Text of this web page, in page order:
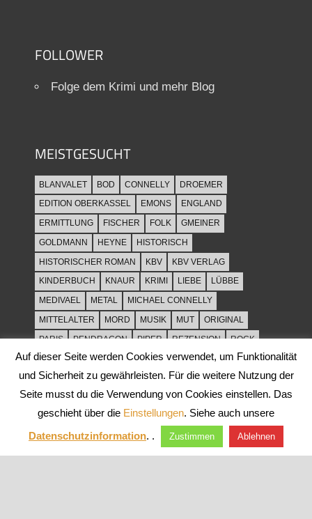
FOLLOWER
Folge dem Krimi und mehr Blog
MEISTGESUCHT
BLANVALET BOD CONNELLY
DROEMER
EDITION OBERKASSEL
EMONS
ENGLAND
ERMITTLUNG
FISCHER FOLK
GMEINER
GOLDMANN
HEYNE
HISTORISCH
HISTORISCHER ROMAN
KBV
KBV VERLAG
KINDERBUCH
KNAUR KRIMI LIEBE
LÜBBE
MEDIVAEL
METAL
MICHAEL CONNELLY
MITTELALTER
MORD MUSIK MUT
ORIGINAL
PARIS
PENDRAGON PIPER REZENSION
ROCK
ROCKMUSIK
ROMAN ROWOHLT
SACHBUCH
SPANNUNG
SYLT THRILLER TOD
ULLSTEIN
WEIHNACHT
Auf dieser Seite werden Cookies verwendet, um Funktionalität
und Sicherheit zu gewährleisten. Für die weitere Nutzung der
Seite musst du die Verwendung von Cookies einstellen. Das
geschieht über die Einstellungen. Siehe auch unsere
Datenschutzinformation. . Zustimmen Ablehnen